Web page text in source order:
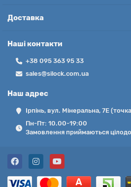
Доставка
Наші контакти
+38 095 363 95 33
sales@silock.com.ua
Наш адрес
Ірпінь, вул. Мінеральна, 7Е
Пн-Пт: 10.00-19:00
Замовлення приймаються